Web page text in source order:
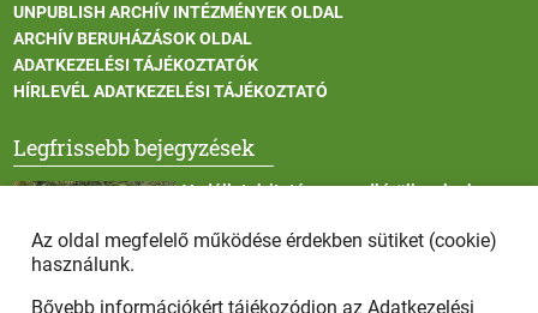
UNPUBLISH ARCHÍV INTÉZMÉNYEK OLDAL
ARCHÍV BERUHÁZÁSOK OLDAL
ADATKEZELÉSI TÁJÉKOZTATÓK
HÍRLEVÉL ADATKEZELÉSI TÁJÉKOZTATÓ
Legfrissebb bejegyzések
Vadállatok itatása a rendkívüli melegben
Az oldal megfelelő működése érdekben sütiket (cookie)
használunk.
Bővebb információkért tájékozódjon azAdatkezelési